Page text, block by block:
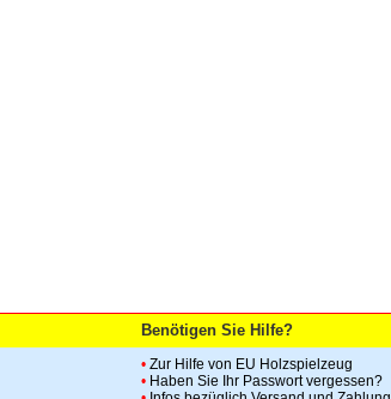
Benötigen Sie Hilfe?
• Zur Hilfe von EU Holzspielzeug
• Haben Sie Ihr Passwort vergessen?